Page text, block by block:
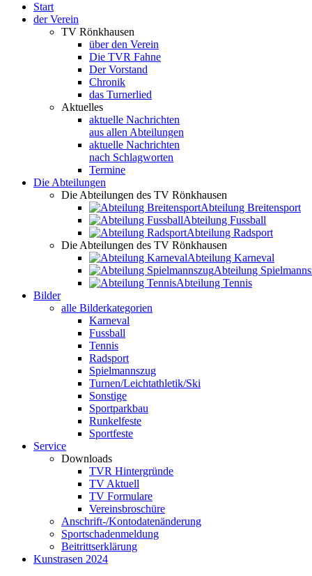
Start
der Verein
TV Rönkhausen
über den Verein
Die TVR Fahne
Der Vorstand
Chronik
das Turnerlied
Aktuelles
aktuelle Nachrichten
aus allen Abteilungen
aktuelle Nachrichten
nach Schlagworten
Termine
Die Abteilungen
Die Abteilungen des TV Rönkhausen
Abteilung Breitensport
Abteilung Fussball
Abteilung Radsport
Die Abteilungen des TV Rönkhausen
Abteilung Karneval
Abteilung
Abteilung Tennis
Bilder
alle Bilderkategorien
Karneval
Fussball
Tennis
Radsport
Spielmannszug
Turnen/Leichtathletik/Ski
Sonstige
Sportparkbau
Runkelfeste
Sportfeste
Service
Downloads
TVR Hintergründe
TV Aktuell
TV Formulare
Vereinsbroschüre
Anschrift-/Kontodatenänderung
Sportschadenmeldung
Beitrittserklärung
Kunstrasen 2024